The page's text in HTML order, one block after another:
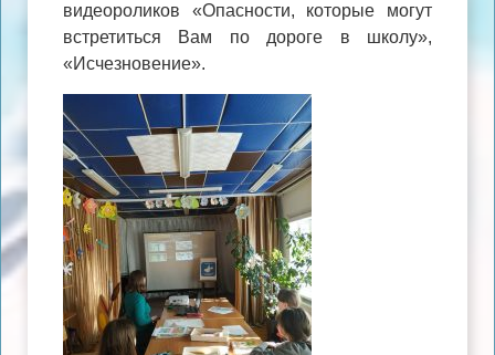
видеороликов «Опасности, которые могут
встретиться Вам по дороге в школу»,
«Исчезновение».